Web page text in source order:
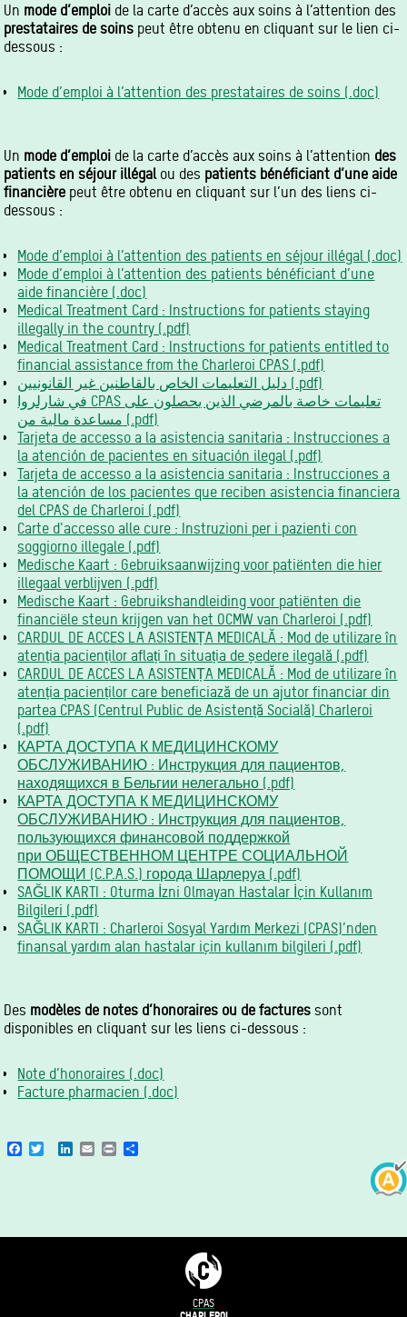
Un mode d’emploi de la carte d’accès aux soins à l’attention des
prestataires de soins peut être obtenu en cliquant sur le lien ci-
dessous :
Mode d’emploi à l’attention des prestataires de soins (.doc)
Un mode d’emploi de la carte d’accès aux soins à l’attention des
patients en séjour illégalou des patients bénéficiant d’une aide
financière peut être obtenu en cliquant sur l’un des liens ci-
dessous :
Mode d’emploi à l’attention des patients en séjour illégal (.doc)
Mode d’emploi à l’attention des patients bénéficiant d’une
aide financière (.doc)
Medical Treatment Card : Instructions for patients staying
illegally in the country (.pdf)
Medical Treatment Card : Instructions for patients entitled to
financial assistance from the Charleroi CPAS (.pdf)
دليل التعليمات الخاص بالقاطنين غير القانونيين (.pdf)
في شارلروا CPAS تعليمات خاصة بالمرضي الذين يحصلون على
مساعدة مالية من (.pdf)
Tarjeta de accesso a la asistencia sanitaria : Instrucciones a
la atención de pacientes en situación ilegal (.pdf)
Tarjeta de accesso a la asistencia sanitaria : Instrucciones a
la atención de los pacientes que reciben asistencia financiera
del CPAS de Charleroi (.pdf)
Carte d'accesso alle cure : Instruzioni per i pazienti con
soggiorno illegale (.pdf)
Medische Kaart : Gebruiksaanwijzing voor patiënten die hier
illegaal verblijven (.pdf)
Medische Kaart : Gebruikshandleiding voor patiënten die
financiële steun krijgen van het OCMW van Charleroi (.pdf)
CARDUL DE ACCES LA ASISTENȚA MEDICALĂ : Mod de utilizare în
atenția pacienților aflați în situația de ședere ilegală (.pdf)
CARDUL DE ACCES LA ASISTENȚA MEDICALĂ : Mod de utilizare în
atenția pacienților care beneficiază de un ajutor financiar din
partea CPAS (Centrul Public de Asistență Socială) Charleroi
(.pdf)
КАРТА ДОСТУПА К МЕДИЦИНСКОМУ
ОБСЛУЖИВАНИЮ : Инструкция для пациентов,
находящихся в Бельгии нелегально (.pdf)
КАРТА ДОСТУПА К МЕДИЦИНСКОМУ
ОБСЛУЖИВАНИЮ : Инструкция для пациентов,
пользующихся финансовой поддержкой
при ОБЩЕСТВЕННОМ ЦЕНТРЕ СОЦИАЛЬНОЙ
ПОМОЩИ (C.P.A.S.) города Шарлеруа (.pdf)
SAĞLIK KARTI : Oturma İzni Olmayan Hastalar İçin Kullanım
Bilgileri (.pdf)
SAĞLIK KARTI : Charleroi Sosyal Yardım Merkezi (CPAS)’nden
finansal yardım alan hastalar için kullanım bilgileri (.pdf)
Des modèles de notes d’honoraires ou de factures sont
disponibles en cliquant sur les liens ci-dessous :
Note d’honoraires (.doc)
Facture pharmacien (.doc)
Facebook
TwitterLinkedIn
EmailPrint
CPAS